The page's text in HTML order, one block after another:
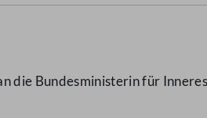
die Bundesministerin für